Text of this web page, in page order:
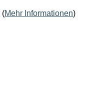
(Mehr Informationen)